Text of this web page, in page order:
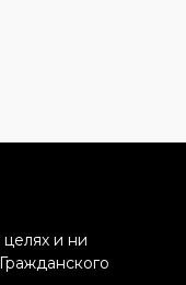
и ни